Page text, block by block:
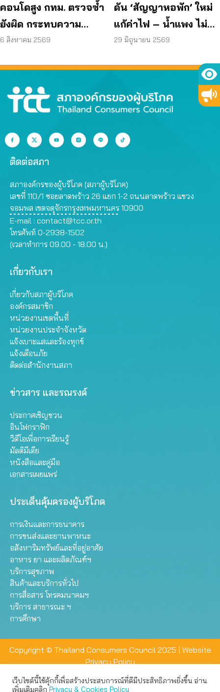
คอนโดสูง กทม. ตรวจซ้ำ
ยังผิด กระทบความ
ปลอดภัย
6 สิงหาคม 2569
ดัน ‘สัญญาหอพัก’ ใหม่
แก้ค่าไฟ – น้ำแพง ไม่
คืนเงินประกัน
29 มิถุนายน 2569
ติดต่อสภา
สภาองค์กรของผู้บริโภค (สภาผู้บริโภค)
เลขที่ 110/1 ซอยลาดพร้าว 26 แยก 1-2 ถนนลาดพร้าว แขวง
จอมพล เขตจตุจักรกรุงเทพมหานคร 10900
E-mail : contact@tcc.or.th
โทรศัพท์ 0-2938-1502
(เวลาทำการ 09.00 - 18.00 น.)
เกี่ยวกับเรา
เกี่ยวกับสภาผู้บริโภค
องค์กรสมาชิก
หน่วยงานเขตพื้นที่
หน่วยงานประจำจังหวัด
แจ้งเบาะแสและร้องทุกข์
แจ้งเตือนภัย
ติดต่อสำนักงานสภา
ข่าวสาร และรณรงค์
ประกาศเชิญชวน
อินโฟกราฟิก
วิดีโอเพื่อการเรียนรู้
มัลติมีเดีย
หนังสือและคู่มือ
เอกสารเผยแพร่
ประเด็นคุ้มครองผู้บริโภค
การเงินและการธนาคาร
การขนส่งและยานพาหนะ
อสังหาริมทรัพย์และที่อยู่อาศัย
อาหาร ยา และผลิตภัณฑ์ฯ
บริการสุขภาพ
สินค้าและบริการทั่วไป
การสื่อสาร โทรคมนาคมฯ
บริการ สาธารณะ ฯ
การศึกษา
Copyright © Thailand Consumers Council 2025 | Website
Privacy Policy
เว็บไซต์นี้ใช้คุ้กกี้เพื่อสร้างประสบการณ์ที่ดีมีประสิทธิภาพยิ่งขึ้น อ่าน
เพิ่มเติมคลิกPrivacy & Cookies Policy
เว็บไซต์นี้ใช้คุกกี้เพื่อมอบประสบการณ์การใช้งานที่ดีให้แก่ท่าน คุณ